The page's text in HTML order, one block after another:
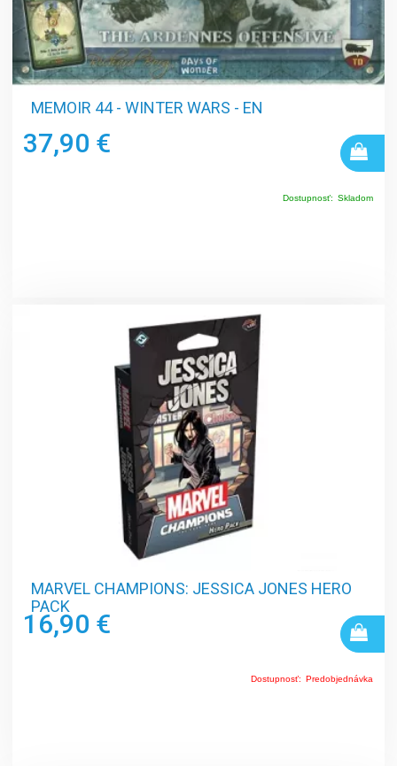
MEMOIR 44 - WINTER WARS - EN
37,90 €
Dostupnosť: Skladom
MARVEL CHAMPIONS: JESSICA JONES HERO
PACK
16,90 €
Dostupnosť: Predobjednávka